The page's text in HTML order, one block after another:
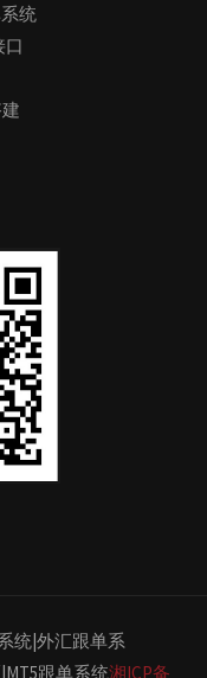
统
口
统|外汇跟单系
跟单系统湘ICP备